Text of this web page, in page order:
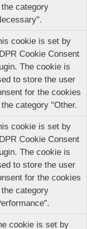
the category
cookie is set by
Cookie Consent
The cookie is
to store the user
for the cookies
the category "Other.
cookie is set by
Cookie Consent
The cookie is
to store the user
for the cookies
the category
cookie is set by